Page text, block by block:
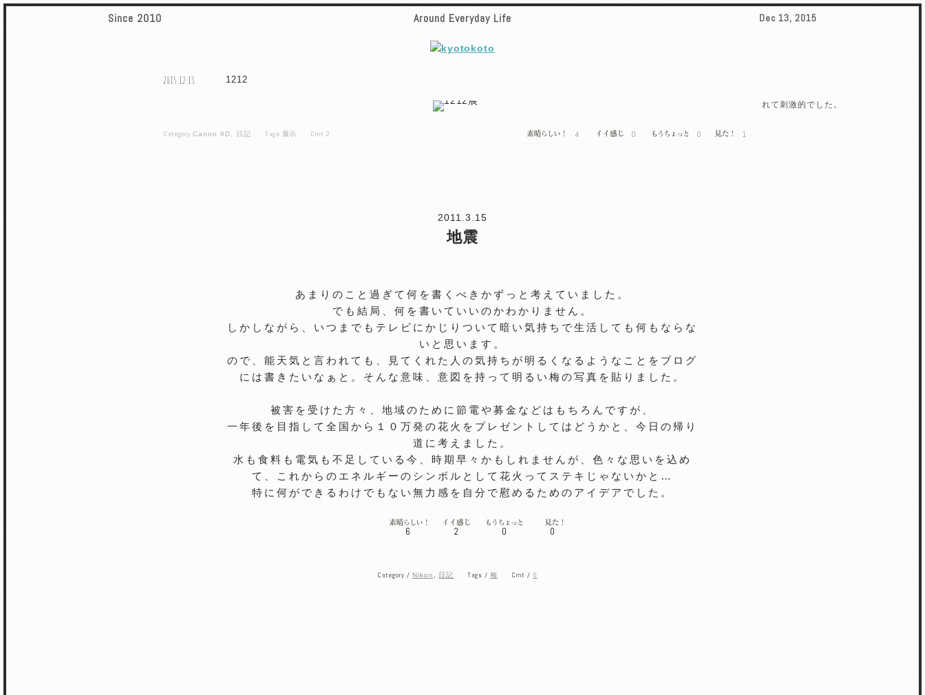
Since 2010 Around Everyday Life Dec 13, 2015
2015.12.13 1212
先日の12日はy213さんに
誘っていただき、初めてグ
れて刺激的でした。
4 0 0 1
Category Canon 6D 日記 Tags 展示 Cmt2
2011.3.15
地震
あまりのこと過ぎて何を書くべきかずっと考えていました。
でも結局、何を書いていいのかわかりません。
しかしながら、いつまでもテレビにかじりついて暗い気持ちで生活しても何もならな
いと思います。
ので、能天気と言われても、見てくれた人の気持ちが明るくなるようなことをブログ
には書きたいなぁと。そんな意味、意図を持って明るい梅の写真を貼りました。
被害を受けた方々、地域のために節電や募金などはもちろんですが、
一年後を目指して全国から１０万発の花火をプレゼントしてはどうかと、今日の帰り
道に考えました。
水も食料も電気も不足している今、時期早々かもしれませんが、色々な思いを込め
て、これからのエネルギーのシンボルとして花火ってステキじゃないかと…
特に何ができるわけでもない無力感を自分で慰めるためのアイデアでした。
6 2 0 0
Category / Nikon 日記 Tags /梅 Cmt / 0